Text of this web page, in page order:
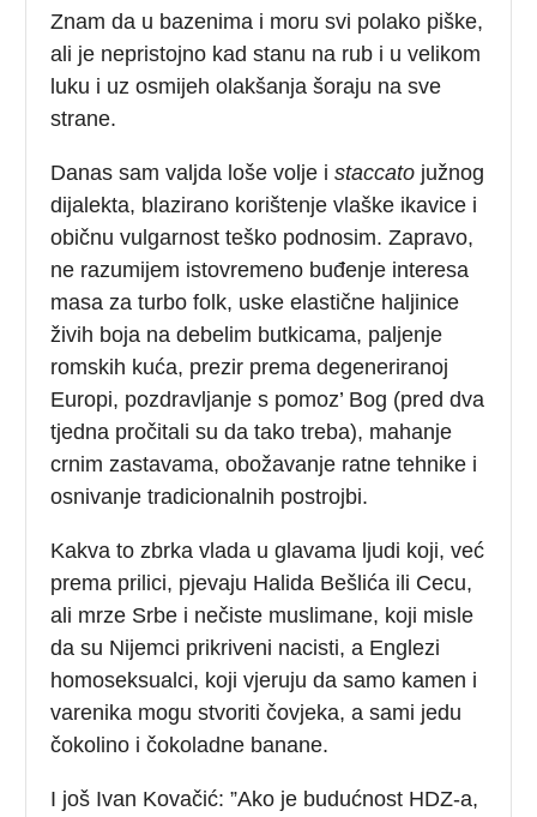
Znam da u bazenima i moru svi polako piške,
ali je nepristojno kad stanu na rub i u velikom
luku i uz osmijeh olakšanja šoraju na sve
strane.
Danas sam valjda loše volje istaccato južnog
dijalekta, blazirano korištenje vlaške ikavice i
običnu vulgarnost teško podnosim. Zapravo,
ne razumijem istovremeno buđenje interesa
masa za turbo folk, uske elastične haljinice
živih boja na debelim butkicama, paljenje
romskih kuća, prezir prema degeneriranoj
Europi, pozdravljanje s pomoz’ Bog (pred dva
tjedna pročitali su da tako treba), mahanje
crnim zastavama, obožavanje ratne tehnike i
osnivanje tradicionalnih postrojbi.
Kakva to zbrka vlada u glavama ljudi koji, već
prema prilici, pjevaju Halida Bešlića ili Cecu,
ali mrze Srbe i nečiste muslimane, koji misle
da su Nijemci prikriveni nacisti, a Englezi
homoseksualci, koji vjeruju da samo kamen i
varenika mogu stvoriti čovjeka, a sami jedu
čokolino i čokoladne banane.
I još Ivan Kovačić: ”Ako je budućnost HDZ-a,